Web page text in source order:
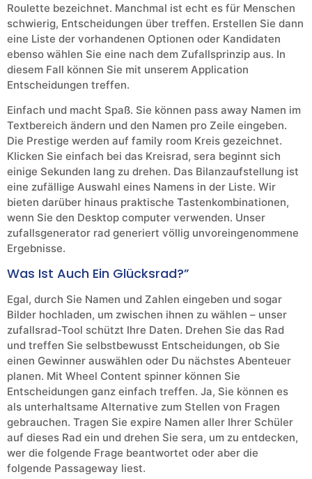
Roulette bezeichnet. Manchmal ist echt es für Menschen
schwierig, Entscheidungen über treffen. Erstellen Sie dann
eine Liste der vorhandenen Optionen oder Kandidaten
ebenso wählen Sie eine nach dem Zufallsprinzip aus. In
diesem Fall können Sie mit unserem Application
Entscheidungen treffen.
Einfach und macht Spaß. Sie können pass away Namen im
Textbereich ändern und den Namen pro Zeile eingeben.
Die Prestige werden auf family room Kreis gezeichnet.
Klicken Sie einfach bei das Kreisrad, sera beginnt sich
einige Sekunden lang zu drehen. Das Bilanzaufstellung ist
eine zufällige Auswahl eines Namens in der Liste. Wir
bieten darüber hinaus praktische Tastenkombinationen,
wenn Sie den Desktop computer verwenden. Unser
zufallsgenerator rad generiert völlig unvoreingenommene
Ergebnisse.
Was Ist Auch Ein Glücksrad?”
Egal, durch Sie Namen und Zahlen eingeben und sogar
Bilder hochladen, um zwischen ihnen zu wählen – unser
zufallsrad-Tool schützt Ihre Daten. Drehen Sie das Rad
und treffen Sie selbstbewusst Entscheidungen, ob Sie
einen Gewinner auswählen oder Du nächstes Abenteuer
planen. Mit Wheel Content spinner können Sie
Entscheidungen ganz einfach treffen. Ja, Sie können es
als unterhaltsame Alternative zum Stellen von Fragen
gebrauchen. Tragen Sie expire Namen aller Ihrer Schüler
auf dieses Rad ein und drehen Sie sera, um zu entdecken,
wer die folgende Frage beantwortet oder aber die
folgende Passageway liest.